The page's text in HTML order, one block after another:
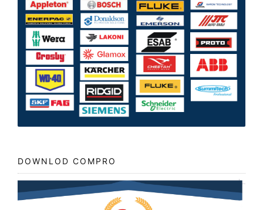
DOWNLOD COMPRO